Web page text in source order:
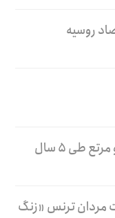
روسیه
مردان ترنس «زنگ